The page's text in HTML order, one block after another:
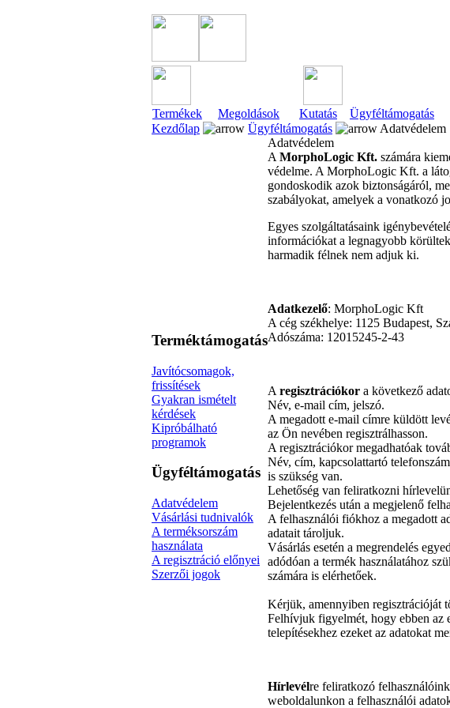
Termékek Megoldások Kutatás Ügyféltámogatás
Kezdőlap
Ügyféltámogatás Adatvédelem
Terméktámogatás
Javítócsomagok,
frissítések
Gyakran ismételt
kérdések
Kipróbálható
programok
Ügyféltámogatás
Adatvédelem
Vásárlási tudnivalók
A terméksorszám
használata
A regisztráció előnyei
Szerzői jogok
Adatvédelem
A MorphoLogic Kft. számára
védelme. A MorphoLogic Kft. a
gondoskodik azok biztonságáról,
szabályokat, amelyek a vonatkozó
Egyes szolgáltatásaink
információkat a legnagyobb
harmadik félnek nem adjuk ki.
Adatkezelő: MorphoLogic Kft
A cég székhelye: 1125 Budapest,
Adószáma: 12015245-2-43
A regisztrációkor a következő
Név, e-mail cím, jelszó.
A megadott e-mail címre küldött
az Ön nevében regisztrálhasson.
A regisztrációkor megadhatóak
Név, cím, kapcsolattartó
is szükség van.
Lehetőség van feliratkozni
Bejelentkezés után a megjelenő
A felhasználói fiókhoz a megadott
adatait tároljuk.
Vásárlás esetén a megrendelés
adódóan a termék használatához
számára is elérhetőek.
Kérjük, amennyiben regisztrációját
Felhívjuk figyelmét, hogy ebben az
telepítésekhez ezeket az adatokat
Hírlevélre feliratkozó
weboldalunkon a felhasználói